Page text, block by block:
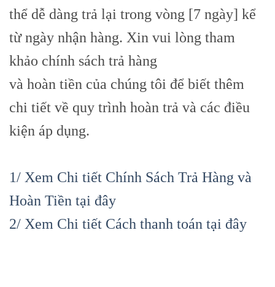
thể dễ dàng trả lại trong vòng [7 ngày] kể
từ ngày nhận hàng. Xin vui lòng tham
khảo chính sách trả hàng
và hoàn tiền của chúng tôi để biết thêm
chi tiết về quy trình hoàn trả và các điều
kiện áp dụng.
1/ Xem Chi tiết Chính Sách Trả Hàng và
Hoàn Tiền tại đây
2/ Xem Chi tiết Cách thanh toán tại đây